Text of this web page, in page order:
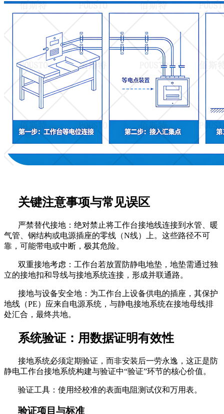
关键注意事项与常见误区
严禁替代接地：绝对禁止将工作台接地线连接到水管、暖
气管、钢结构或电源插座的零线（N线）上。这些路径不可
靠，可能带电或中断，极其危险。
双重接地考虑：工作台若放置防静电地垫，地垫需通过独
立的接地扣和导线与接地系统连接，形成并联通路。
接地与设备安全地：为工作台上设备供电的插座，其保护
地线（PE）应来自电源系统，与静电接地系统在接地母线排
处汇合，最终共地。
系统验证：用数据证明有效性
接地系统必须定期验证，而非安装后一劳永逸，这正是防
静电工作台接地系统构建与验证中“验证”环节的核心价值。
验证工具：使用经校准的表面电阻测试仪和万用表。
验证项目与标准